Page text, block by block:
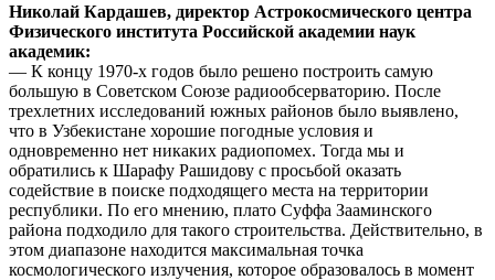
Николай Кардашев, директор Астрокосмического центра
Физического института Российской академии наук
академик:
— К концу 1970-х годов было решено построить самую
большую в Советском Союзе радиообсерваторию. После
трехлетних исследований южных районов было выявлено,
что в Узбекистане хорошие погодные условия и
одновременно нет никаких радиопомех. Тогда мы и
обратились к Шарафу Рашидову с просьбой оказать
содействие в поиске подходящего места на территории
республики. По его мнению, плато Суффа Зааминского
района подходило для такого строительства. Действительно, в
этом диапазоне находится максимальная точка
космологического излучения, которое образовалось в момент